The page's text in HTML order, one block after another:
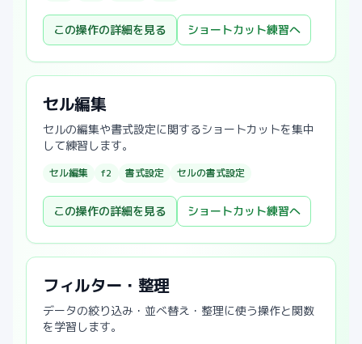
この操作の詳細を見る ショートカット練習へ
セル編集
セルの編集や書式設定に関するショートカットを集中
して練習します。
セル編集 f2 書式設定 セルの書式設定
この操作の詳細を見る ショートカット練習へ
フィルター・整理
データの絞り込み・並べ替え・整理に使う操作と関数
を学習します。